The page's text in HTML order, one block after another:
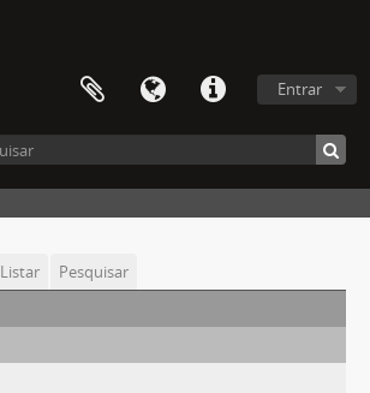
Entrar
Listar Pesquisar